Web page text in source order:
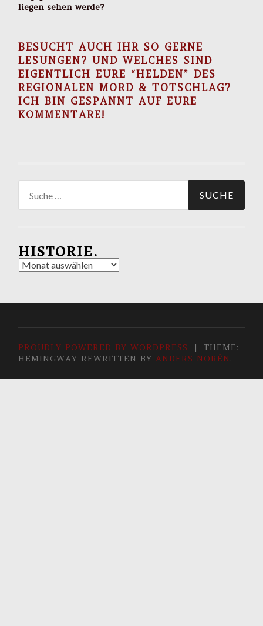
liegen sehen werde?
BESUCHT AUCH IHR SO GERNE
LESUNGEN? UND WELCHES SIND
EIGENTLICH EURE “HELDEN” DES
REGIONALEN MORD & TOTSCHLAG?
ICH BIN GESPANNT AUF EURE
KOMMENTARE!
nach:
HISTORIE.
Historie.
PROUDLY POWERED BY WORDPRESS |
THEME:
HEMINGWAY REWRITTEN BYANDERS NORÉN.